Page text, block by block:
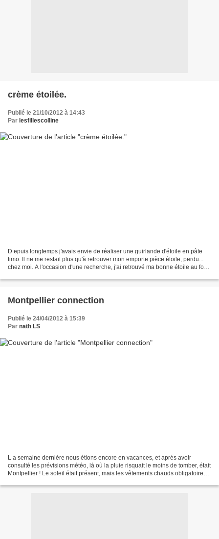
crème étoilée.
Publié le 21/10/2012 à 14:43
Par lesfillescolline
D epuis longtemps j'avais envie de réaliser une guirlande d'étoile en pâte
fimo. Il ne me restait plus qu'à retrouver mon emporte pièce étoile, perdu...
chez moi. A l'occasion d'une recherche, j'ai retrouvé ma bonne étoile au fond
Montpellier connection
Publié le 24/04/2012 à 15:39
Par nath LS
L a semaine dernière nous étions encore en vacances, et aprés avoir
consulté les prévisions météo, là où la pluie risquait le moins de tomber, était
Montpellier ! Le soleil était présent, mais les vêtements chauds obligatoires,